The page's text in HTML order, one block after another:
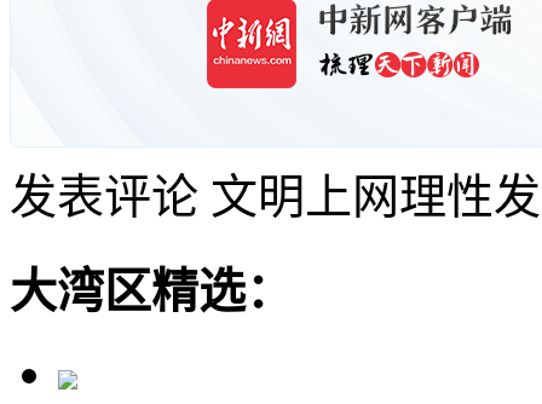
发表评论 文明上网理性
大湾区精选：